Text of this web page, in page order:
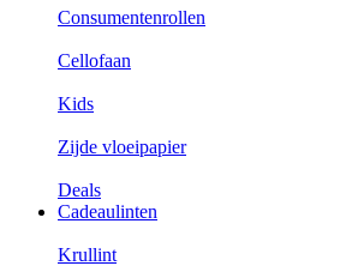
Consumentenrollen
Cellofaan
Kids
Zijde vloeipapier
Deals
Cadeaulinten
Krullint